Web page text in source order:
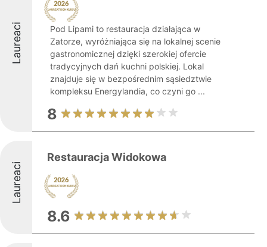
Laureaci
Pod Lipami to restauracja działająca w
Zatorze, wyróżniająca się na lokalnej scenie
gastronomicznej dzięki szerokiej ofercie
tradycyjnych dań kuchni polskiej. Lokal
znajduje się w bezpośrednim sąsiedztwie
kompleksu Energylandia, co czyni go ...
8
Laureaci
Restauracja Widokowa
8.6